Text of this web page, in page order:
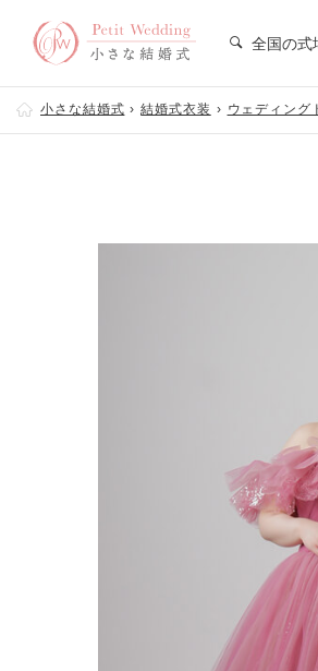
全国の式
小さな結婚式 結婚式衣装 ウェディング